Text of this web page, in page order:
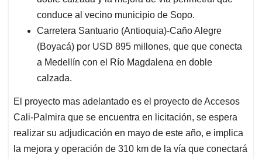
conduce al vecino municipio de Sopo.
Carretera Santuario (Antioquia)-Caño Alegre
(Boyacá) por USD 895 millones, que que conecta
a Medellín con el Río Magdalena en doble
calzada.
El proyecto mas adelantado es el proyecto de Accesos
Cali-Palmira que se encuentra en licitación, se espera
realizar su adjudicación en mayo de este año, e implica
la mejora y operación de 310 km de la vía que conectará